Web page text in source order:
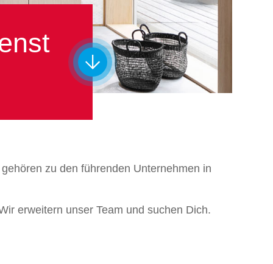
zu den führenden Unternehmen in
erweitern unser Team und suchen Dich.